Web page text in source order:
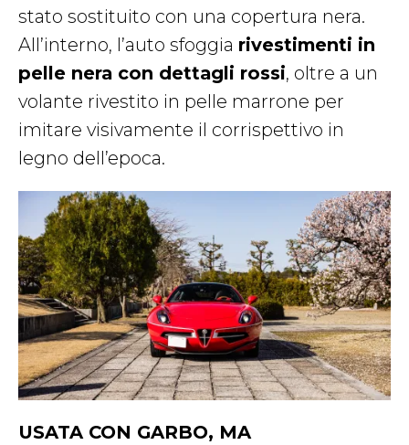
stato sostituito con una copertura nera.
All’interno, l’auto sfoggia rivestimenti in
pelle nera con dettagli rossi, oltre a un
volante rivestito in pelle marrone per
imitare visivamente il corrispettivo in
legno dell’epoca.
USATA CON GARBO, MA